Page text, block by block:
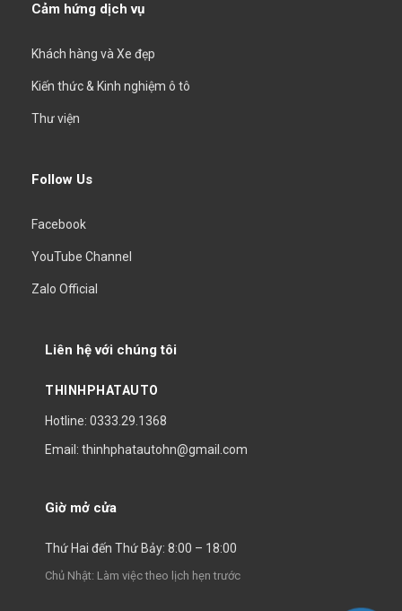
Cảm hứng dịch vụ
Khách hàng và Xe đẹp
Kiến thức & Kinh nghiệm ô tô
Thư viện
Follow Us
Facebook
YouTube Channel
Zalo Official
Liên hệ với chúng tôi
THINHPHATAUTO
Hotline: 0333.29.1368
Email: thinhphatautohn@gmail.com
Giờ mở cửa
Thứ Hai đến Thứ Bảy: 8:00 – 18:00
Chủ Nhật: Làm việc theo lịch hẹn trước